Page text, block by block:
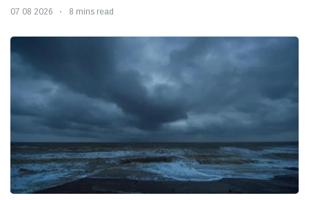
07 08 2026 8 mins read